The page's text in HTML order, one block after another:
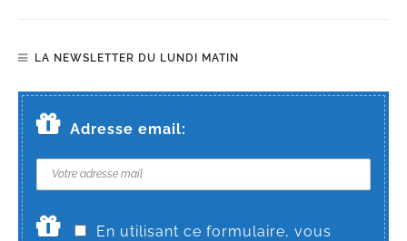
LA NEWSLETTER DU LUNDI MATIN
Adresse email:
En utilisant ce formulaire, vous